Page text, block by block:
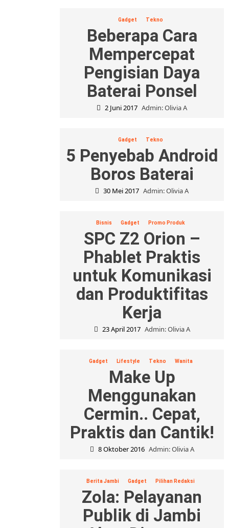
Gadget Tekno
Beberapa Cara
Mempercepat
Pengisian Daya
Baterai Ponsel
2 Juni 2017 Admin: Olivia A
Gadget Tekno
5 Penyebab Android
Boros Baterai
30 Mei 2017 Admin: Olivia A
Bisnis Gadget Promo Produk
SPC Z2 Orion –
Phablet Praktis
untuk Komunikasi
dan Produktifitas
Kerja
23 April 2017 Admin: Olivia A
Gadget Lifestyle Tekno Wanita
Make Up
Menggunakan
Cermin.. Cepat,
Praktis dan Cantik!
8 Oktober 2016 Admin: Olivia A
Berita Jambi Gadget Pilihan Redaksi
Zola: Pelayanan
Publik di Jambi